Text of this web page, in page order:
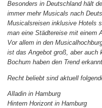
Besonders in Deutschland hält
immer mehr Musicals nach
Musicalsreisen inklusive Hotels
man eine Städtereise mit einem
Vor allem in den
ist das Angebot groß, aber auch
Bochum haben den Trend
Recht beliebt sind aktuell
Alladin in Hamburg
Hintern Horizont in Hamburg